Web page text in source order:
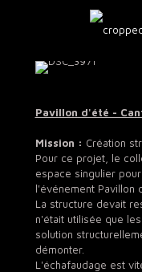
Pavillon d'été -
Mission : Création
Pour ce projet, le
espace singulier
l'événement Pavillon
La structure devait
n'était utilisée que
solution
démonter.
L'échafaudage est